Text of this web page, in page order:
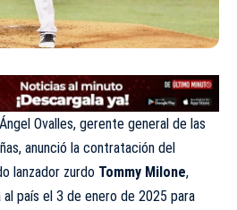
Ángel Ovalles, gerente general de las
anunció la contratación del
lanzador zurdo Tommy Milone,
al país el 3 de enero de 2025 para